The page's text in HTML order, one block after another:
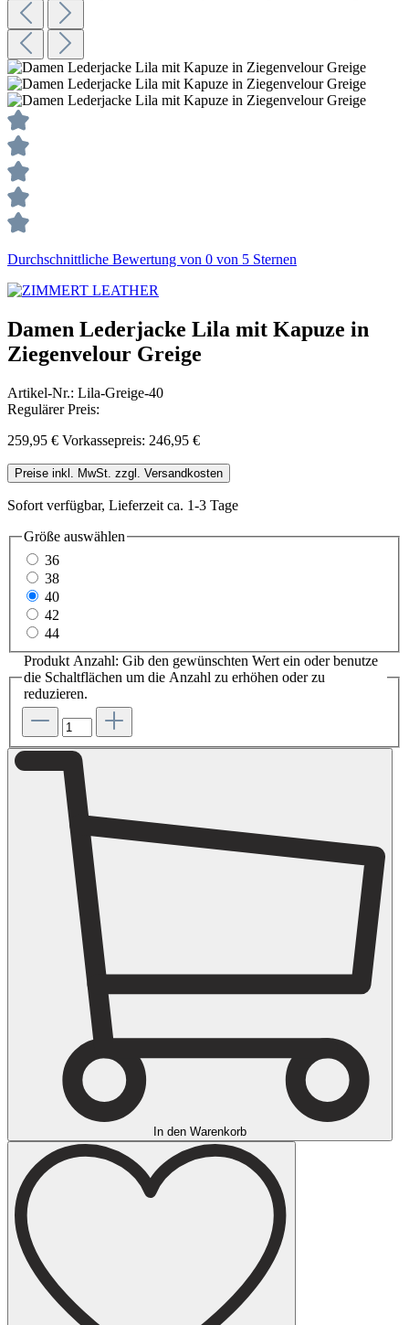
Durchschnittliche Bewertung von 0 von 5 Sternen
Damen Lederjacke Lila mit Kapuze in
Ziegenvelour Greige
Artikel-Nr.: Lila-Greige-40
Regulärer Preis:
259,95 € Vorkassepreis: 246,95 €
Preise inkl. MwSt. zzgl. Versandkosten
Sofort verfügbar, Lieferzeit ca. 1-3 Tage
Größe auswählen
36
38
40
42
44
Produkt Anzahl: Gib den gewünschten Wert ein oder benutze
die Schaltflächen um die Anzahl zu erhöhen oder zu
reduzieren.
In den Warenkorb